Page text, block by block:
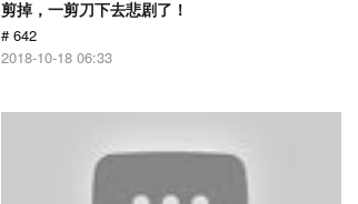
剪掉，一剪刀下去悲剧了！
# 642
2018-10-18 06:33